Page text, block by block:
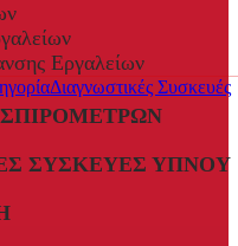
Εργαλείων
Διαγνωστικές Συσκευές
ΣΥΣΚΕΥΈΣ ΎΠΝΟΥ